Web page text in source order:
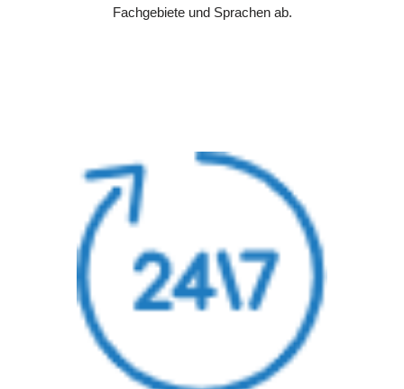
Fachgebiete und Sprachen ab.